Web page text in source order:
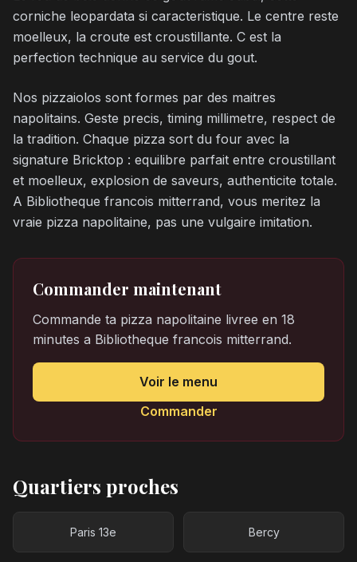
corniche leopardata si caracteristique. Le centre reste
moelleux, la croute est croustillante. C est la
perfection technique au service du gout.
Nos pizzaiolos sont formes par des maitres
napolitains. Geste precis, timing millimetre, respect de
la tradition. Chaque pizza sort du four avec la
signature Bricktop : equilibre parfait entre croustillant
et moelleux, explosion de saveurs, authenticite totale.
A Bibliotheque francois mitterrand, vous meritez la
vraie pizza napolitaine, pas une vulgaire imitation.
Commander maintenant
Commande ta pizza napolitaine livree en 18
minutes a Bibliotheque francois mitterrand.
Voir le menu
Commander
Quartiers proches
Paris 13e Bercy